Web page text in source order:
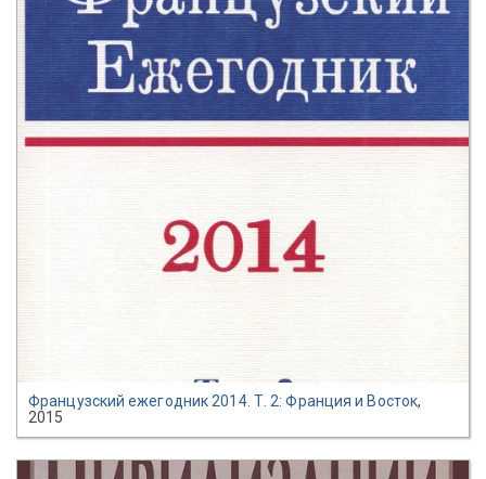
Французский ежегодник 2014. Т. 2: Франция и Восток,
2015